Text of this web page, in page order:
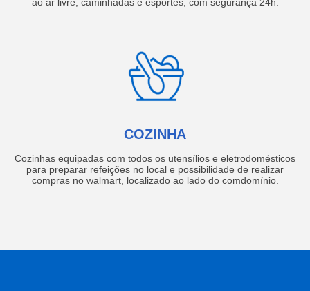
COZINHA
Cozinhas equipadas com todos os utensílios e eletrodomésticos
para preparar refeições no local e possibilidade de realizar
compras no walmart, localizado ao lado do comdomínio.